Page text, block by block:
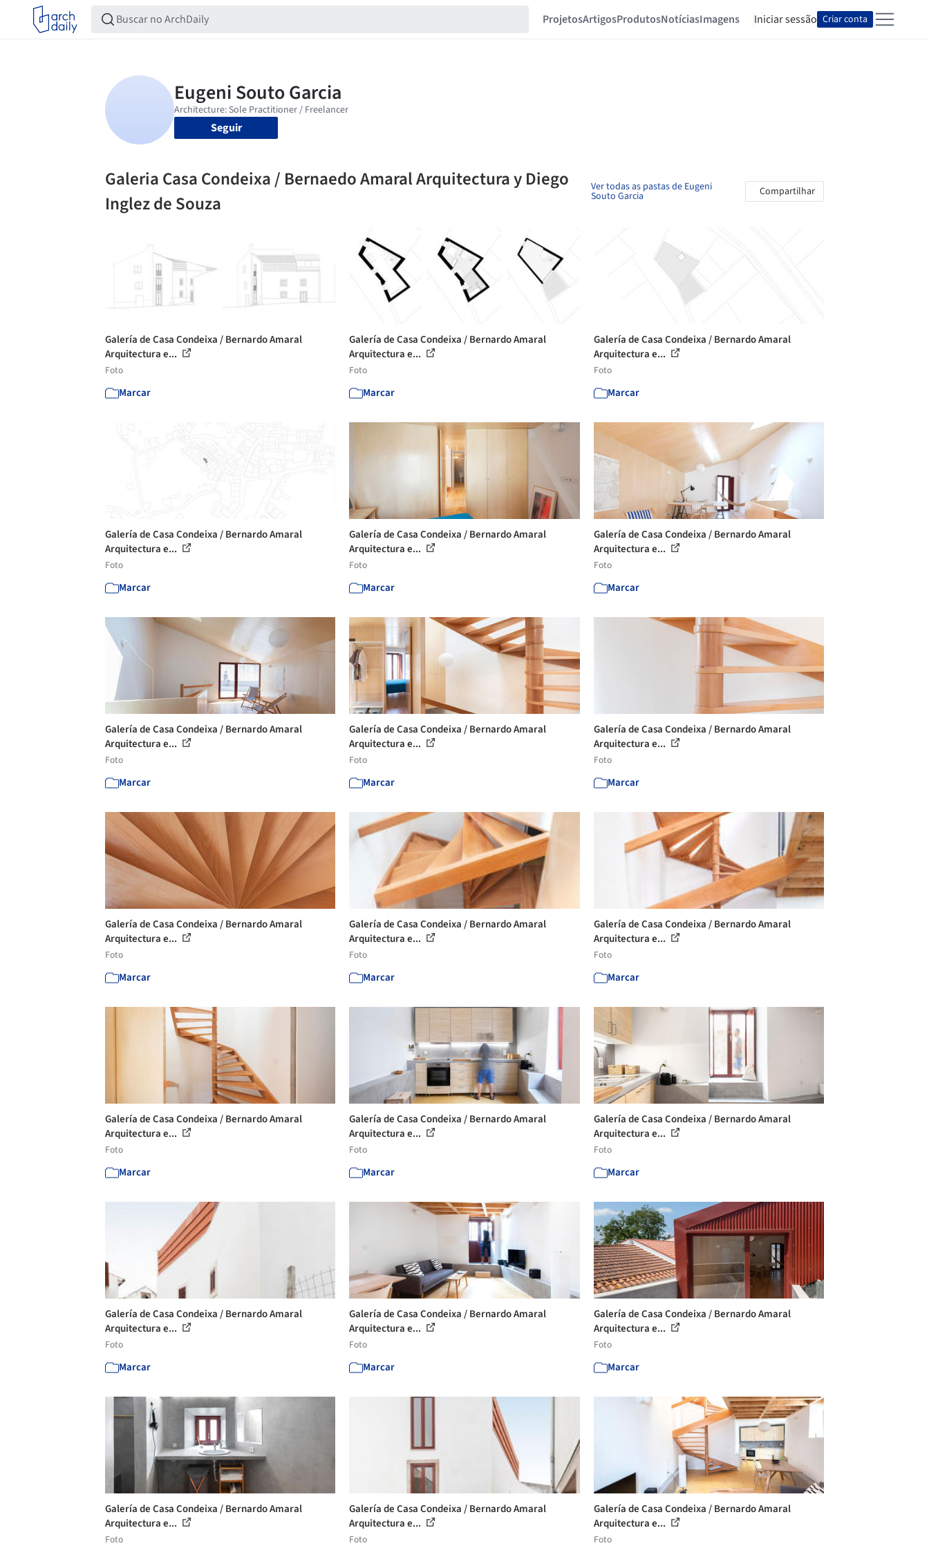
ProjetosArtigosProdutosNotíciasImagens Iniciar sessão Criar conta
Seguir
Galeria Casa Condeixa / Bernaedo Amaral Arquitectura y Diego
Inglez de Souza
Ver todas as pastas de Eugeni
Souto Garcia Compartilhar
Galería de Casa Condeixa / Bernardo Amaral
Arquitectura e...
Foto
Marcar
Galería de Casa Condeixa / Bernardo Amaral
Arquitectura e...
Foto
Marcar
Galería de Casa Condeixa / Bernardo Amaral
Arquitectura e...
Foto
Marcar
Galería de Casa Condeixa / Bernardo Amaral
Arquitectura e...
Foto
Marcar
Galería de Casa Condeixa / Bernardo Amaral
Arquitectura e...
Foto
Marcar
Galería de Casa Condeixa / Bernardo Amaral
Arquitectura e...
Foto
Marcar
Galería de Casa Condeixa / Bernardo Amaral
Arquitectura e...
Foto
Marcar
Galería de Casa Condeixa / Bernardo Amaral
Arquitectura e...
Foto
Marcar
Galería de Casa Condeixa / Bernardo Amaral
Arquitectura e...
Foto
Marcar
Galería de Casa Condeixa / Bernardo Amaral
Arquitectura e...
Foto
Marcar
Galería de Casa Condeixa / Bernardo Amaral
Arquitectura e...
Foto
Marcar
Galería de Casa Condeixa / Bernardo Amaral
Arquitectura e...
Foto
Marcar
Galería de Casa Condeixa / Bernardo Amaral
Arquitectura e...
Foto
Marcar
Galería de Casa Condeixa / Bernardo Amaral
Arquitectura e...
Foto
Marcar
Galería de Casa Condeixa / Bernardo Amaral
Arquitectura e...
Foto
Marcar
Galería de Casa Condeixa / Bernardo Amaral
Arquitectura e...
Foto
Marcar
Galería de Casa Condeixa / Bernardo Amaral
Arquitectura e...
Foto
Marcar
Galería de Casa Condeixa / Bernardo Amaral
Arquitectura e...
Foto
Marcar
Galería de Casa Condeixa / Bernardo Amaral
Arquitectura e...
Foto
Galería de Casa Condeixa / Bernardo Amaral
Arquitectura e...
Foto
Galería de Casa Condeixa / Bernardo Amaral
Arquitectura e...
Foto